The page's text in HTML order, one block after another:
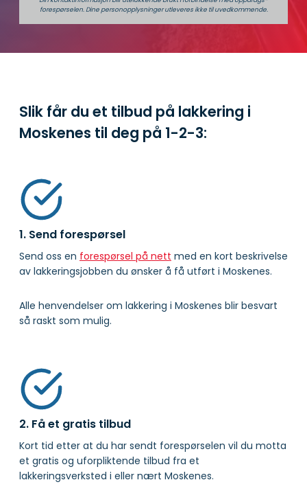
forespørselen. Dine person­­opplysninger utleveres ikke til uvedkommende.
Slik får du et tilbud på lakkering i
Moskenes til deg på 1-2-3:
1. Send forespørsel
Send oss en forespørsel på nett med en kort beskrivelse
av lakkeringsjobben du ønsker å få utført i Moskenes.
Alle henvendelser om lakkering i Moskenes blir besvart
så raskt som mulig.
2. Få et gratis tilbud
Kort tid etter at du har sendt forespørselen vil du motta
et gratis og uforpliktende tilbud fra et
lakkeringsverksted i eller nært Moskenes.